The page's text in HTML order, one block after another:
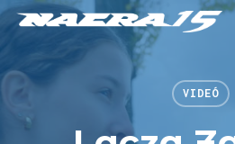
Skip
content
VIDEÓ